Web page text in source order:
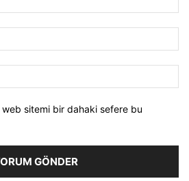
web sitemi bir dahaki sefere bu